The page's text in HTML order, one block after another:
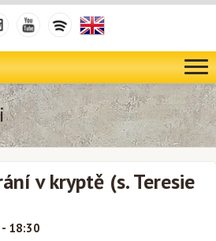
v kryptě (s. Teresie
18:30